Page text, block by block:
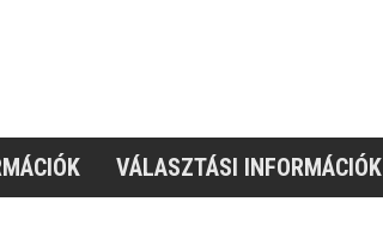
VÁLASZTÁSI INFORMÁCIÓK